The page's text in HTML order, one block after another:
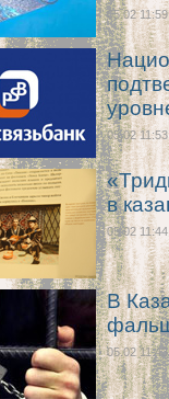
05.02 11:59
05.02 11:53
в
05.02 11:44
В
05.02 11:43